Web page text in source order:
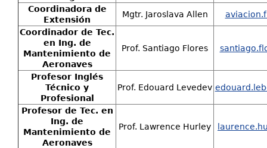
Coordinadora de
Extensión
Mgtr. Jaroslava Allen
Coordinador de Tec.
en Ing. de
Mantenimiento de
Aeronaves
Prof. Santiago Flores
Profesor Inglés
Técnico y
Profesional
Prof. Edouard Levedev
Profesor de Tec. en
Ing. de
Mantenimiento de
Aeronaves
Prof. Lawrence Hurley